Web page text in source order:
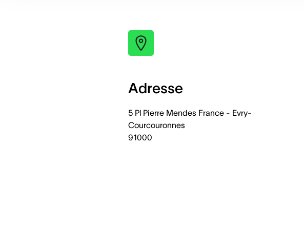
Adresse
5 Pl Pierre Mendes France - Evry-
Courcouronnes
91000